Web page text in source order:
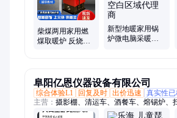
柴煤两用家用燃
煤取暖炉 反烧气
新型地暖家用锅
炉微电脑采暖炉
阜阳亿恩仪器设备有限公司
综合体验L1
回复及时 出价迅速 真实性
主营： 摄影棚、清运车、酒餐车、熔锡炉、
测仪、刻绘机、采泥器、望远镜、后拖车、